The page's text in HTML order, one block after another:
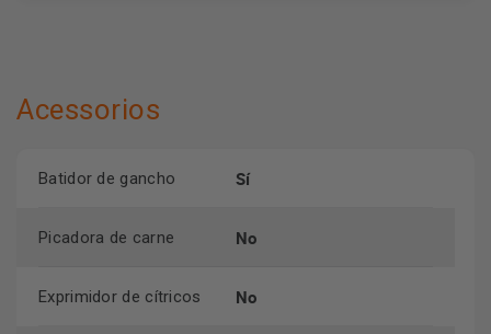
Acessorios
Batidor de gancho Sí
Picadora de carne No
Exprimidor de cítricos No